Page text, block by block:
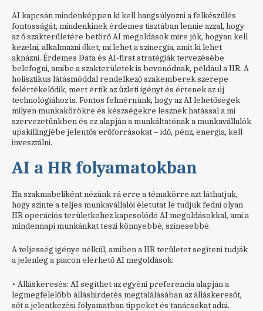
AI kapcsán mindenképpen ki kell hangsúlyozni a felkészülés
fontosságát, mindenkinek érdemes tisztában lennie azzal, hogy
az ő szakterületére betörő AI megoldások mire jók, hogyan kell
kezelni, alkalmazni őket, mi lehet a szinergia, amit ki lehet
aknázni. Érdemes Data és AI-first stratégiák tervezésébe
belefogni, amibe a szakterületek is bevonódnak, például a HR. A
holisztikus látásmóddal rendelkező szakemberek szerepe
felértékelődik, mert értik az üzleti igényt és értenek az új
technológiához is. Fontos felmérnünk, hogy az AI lehetőségek
milyen munkakörökre és készségekre lesznek hatással a mi
szervezetünkben és ez alapján a munkáltatónak a munkavállalók
upskillingjébe jelentős erőforrásokat – idő, pénz, energia, kell
invesztálni.
AI a HR folyamatokban
Ha szakmabeliként nézünk rá erre a témakörre azt láthatjuk,
hogy szinte a teljes munkavállalói életutat le tudjuk fedni olyan
HR operációs területkehez kapcsolódó AI megoldásokkal, ami a
mindennapi munkánkat teszi könnyebbé, színesebbé.
A teljesség igénye nélkül, amiben a HR területet segíteni tudják
a jelenleg a piacon elérhető AI megoldások:
• Álláskeresés: AI segíthet az egyéni preferencia alapján a
legmegfelelőbb álláshirdetés megtalálásában az álláskeresőt,
sőt a jelentkezési folyamatban tippeket és tanácsokat adni.